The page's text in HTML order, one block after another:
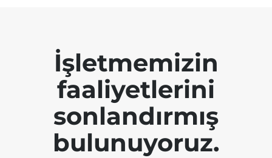
İşletmemizin
faaliyetlerini
sonlandırmış
bulunuyoruz.